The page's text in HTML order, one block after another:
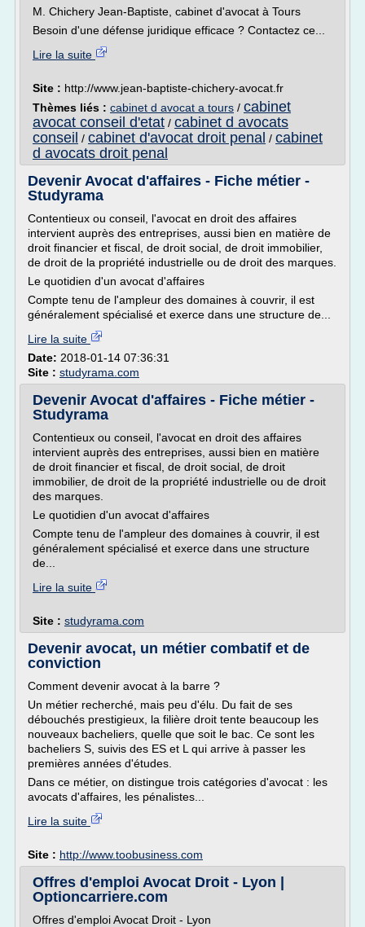
M. Chichery Jean-Baptiste, cabinet d'avocat à Tours
Besoin d'une défense juridique efficace ? Contactez ce...
Lire la suite
Site : http://www.jean-baptiste-chichery-avocat.fr
Thèmes liés : cabinet d avocat a tours / cabinet
avocat conseil d'etat / cabinet d avocats
conseil / cabinet d'avocat droit penal / cabinet
d avocats droit penal
Devenir Avocat d'affaires - Fiche métier -
Studyrama
Contentieux ou conseil, l'avocat en droit des affaires
intervient auprès des entreprises, aussi bien en matière de
droit financier et fiscal, de droit social, de droit immobilier,
de droit de la propriété industrielle ou de droit des marques.
Le quotidien d'un avocat d'affaires
Compte tenu de l'ampleur des domaines à couvrir, il est
généralement spécialisé et exerce dans une structure de...
Lire la suite
Date: 2018-01-14 07:36:31
Site : studyrama.com
Devenir Avocat d'affaires - Fiche métier -
Studyrama
Contentieux ou conseil, l'avocat en droit des affaires
intervient auprès des entreprises, aussi bien en matière
de droit financier et fiscal, de droit social, de droit
immobilier, de droit de la propriété industrielle ou de droit
des marques.
Le quotidien d'un avocat d'affaires
Compte tenu de l'ampleur des domaines à couvrir, il est
généralement spécialisé et exerce dans une structure
de...
Lire la suite
Site : studyrama.com
Devenir avocat, un métier combatif et de
conviction
Comment devenir avocat à la barre ?
Un métier recherché, mais peu d'élu. Du fait de ses
débouchés prestigieux, la filière droit tente beaucoup les
nouveaux bacheliers, quelle que soit le bac. Ce sont les
bacheliers S, suivis des ES et L qui arrive à passer les
premières années d'études.
Dans ce métier, on distingue trois catégories d'avocat : les
avocats d'affaires, les pénalistes...
Lire la suite
Site : http://www.toobusiness.com
Offres d'emploi Avocat Droit - Lyon |
Optioncarriere.com
Offres d'emploi Avocat Droit - Lyon